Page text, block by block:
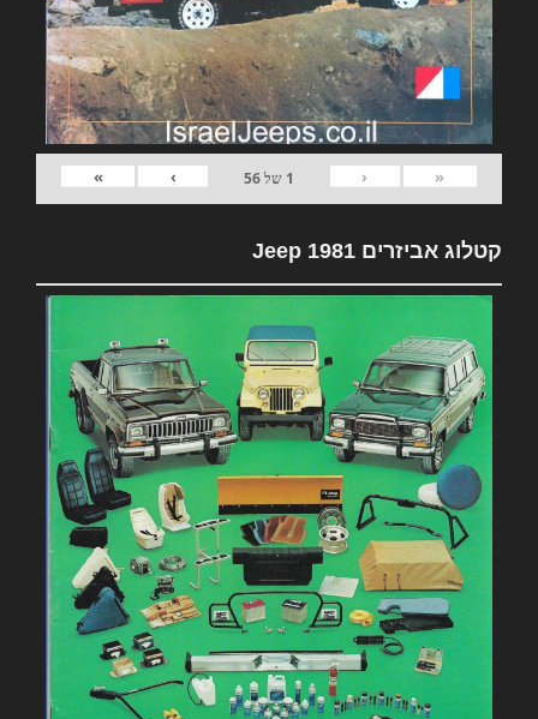
«
‹
1 של56
›
»
קטלוג אביזרים 1981 Jeep